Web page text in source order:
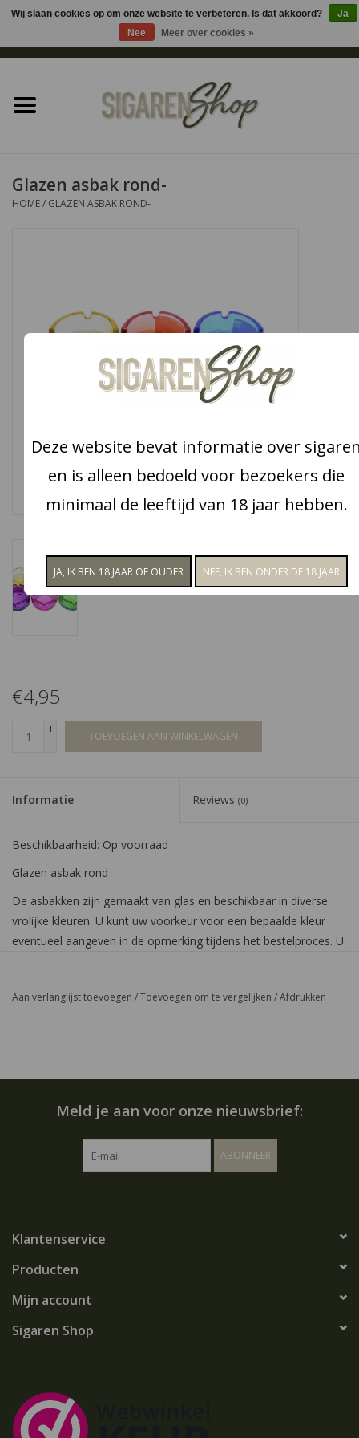
Sigaren accessoires
Aanbiedingen
Koffie en thee
Glazen asbak rond-
HOME/ GLAZEN ASBAK ROND-
€4,95
+
-
TOEVOEGEN AAN WINKELWAGEN
Informatie Reviews (0)
Beschikbaarheid: Op voorraad
Glazen asbak rond
De asbakken zijn gemaakt van glas en beschikbaar in diverse
vrolijke kleuren. U kunt uw voorkeur voor een bepaalde kleur
eventueel aangeven in de opmerking tijdens het bestelproces. U
Aan verlanglijst toevoegen /Toevoegen om te vergelijken /Afdrukken
Meld je aan voor onze nieuwsbrief:
ABONNEER
Klantenservice
Producten
Mijn account
Sigaren Shop
Wij slaan cookies op om onze website te verbeteren. Is dat akkoord?
Ja
Nee
Meer over cookies »
Deze website bevat informatie over
en is alleen bedoeld voor bezoekers die
minimaal de leeftijd van 18 jaar hebben.